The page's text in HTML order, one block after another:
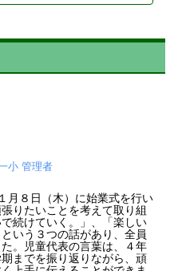
小 管理者
８日（木）に始業式を行い
りたいことを考えて取り組
続けていく。」、「楽しい
いう３つの話があり、全員
。児童代表の言葉は、４年
までを振り返りながら、頑